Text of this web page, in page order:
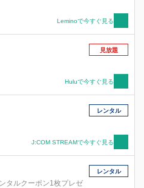
Leminoで今すぐ見る
見放題
Huluで今すぐ見る
レンタル
J:COM STREAMで今すぐ見る
タルクーポン1枚プレゼ
レンタル